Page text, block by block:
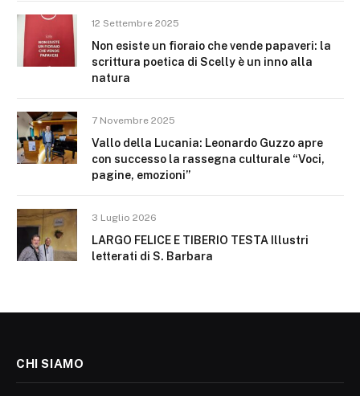
12 Settembre 2025
Non esiste un fioraio che vende papaveri: la
scrittura poetica di Scelly è un inno alla
natura
7 Novembre 2025
Vallo della Lucania: Leonardo Guzzo apre
con successo la rassegna culturale “Voci,
pagine, emozioni”
3 Luglio 2026
LARGO FELICE E TIBERIO TESTA Illustri
letterati di S. Barbara
CHI SIAMO